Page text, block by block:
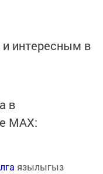
интересным в
в
MАХ:
язылыгыз